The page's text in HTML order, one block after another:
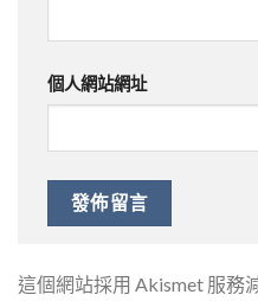
個人網站網址
這個網站採用 Akismet 服務